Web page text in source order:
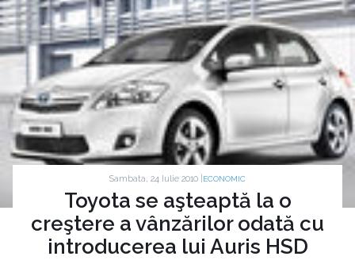
Sambata, 24 Iulie 2010 | ECONOMIC
Toyota se aşteaptă la o
creştere a vânzărilor odată cu
introducerea lui Auris HSD